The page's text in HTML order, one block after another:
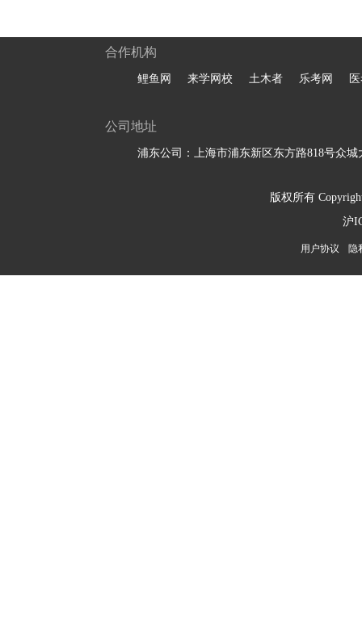
合作机构
鲤鱼网 来学网校 土木者 乐考网
公司地址
浦东公司：上海市浦东新区东方路818号众城
版权所有
沪
用户协议 隐